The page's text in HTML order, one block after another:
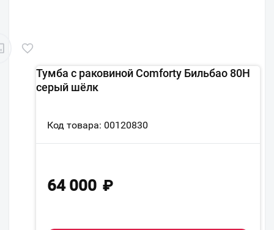
Тумба с раковиной Comforty Бильбао 80Н
серый шёлк
Код товара: 00120830
64 000 ₽